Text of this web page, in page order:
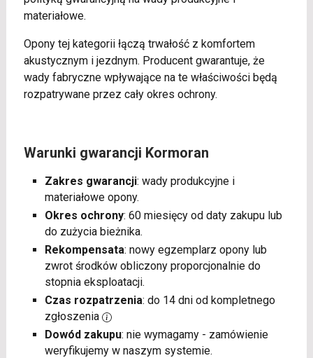
materiałowe.
Opony tej kategorii łączą trwałość z komfortem
akustycznym i jezdnym. Producent gwarantuje, że
wady fabryczne wpływające na te właściwości będą
rozpatrywane przez cały okres ochrony.
Warunki gwarancji Kormoran
Zakres gwarancji: wady produkcyjne i
materiałowe opony.
Okres ochrony: 60 miesięcy od daty zakupu lub
do zużycia bieżnika.
Rekompensata: nowy egzemplarz opony lub
zwrot środków obliczony proporcjonalnie do
stopnia eksploatacji.
Czas rozpatrzenia: do 14 dni od kompletnego
zgłoszenia
Dowód zakupu: nie wymagamy - zamówienie
weryfikujemy w naszym systemie.